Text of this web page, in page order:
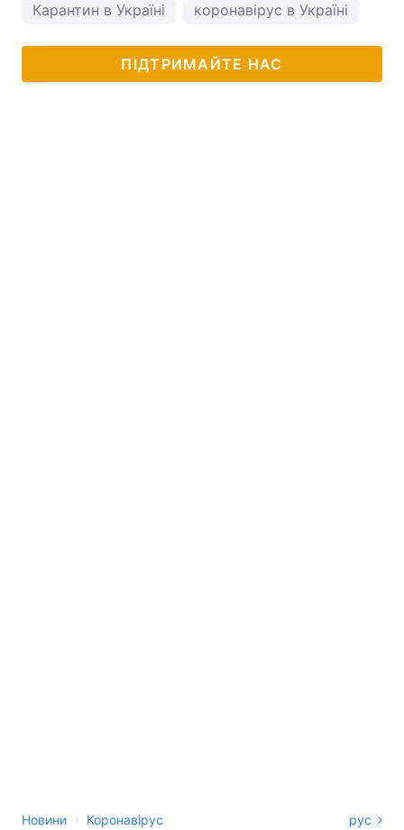
Карантин в Україні коронавірус в Україні
ПІДТРИМАЙТЕ НАС
Новини › Коронавірус рус